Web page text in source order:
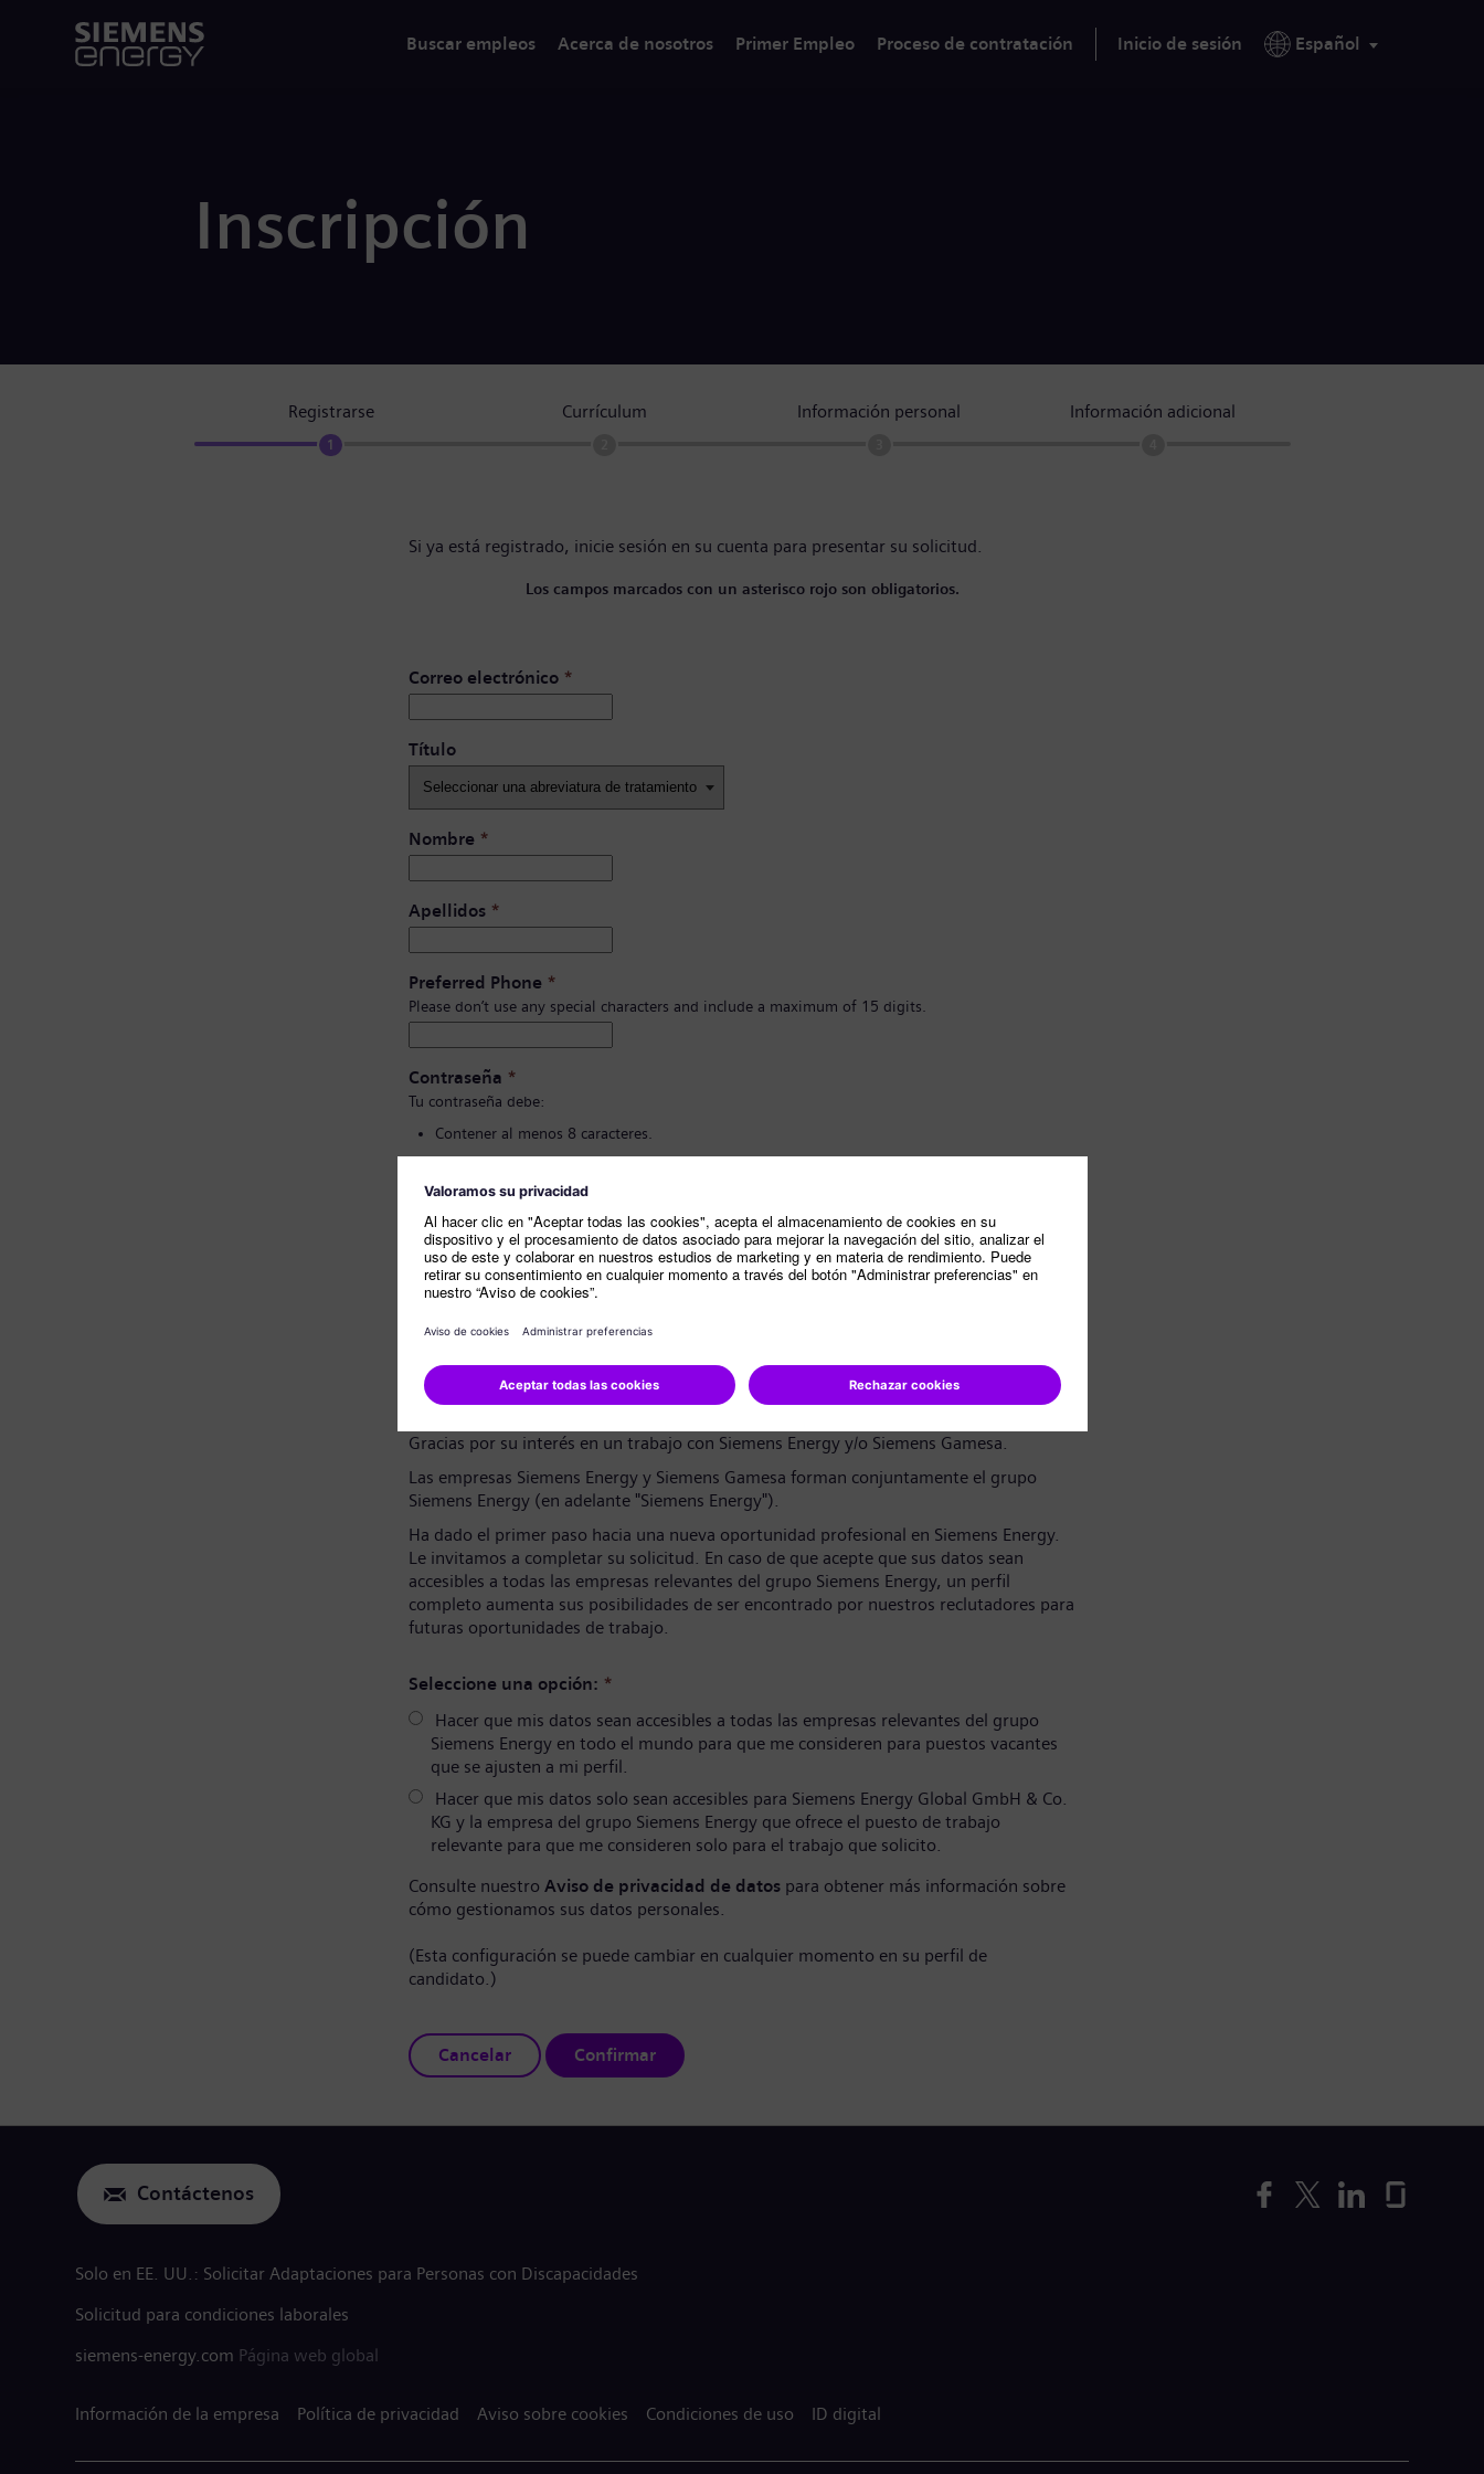
Buscar empleos Acerca de nosotros Primer Empleo Proceso de contratación Inicio de sesión Español
Inscripción
Registrarse
1
Currículum Información personal Información adicional
Si ya está registrado, inicie sesión en su cuenta para presentar su solicitud.
Los campos marcados con un asterisco rojo son obligatorios.
Correo electrónico *
Título ​
Nombre *
Apellidos *
Preferred Phone *
Please don’t use any special characters and include a maximum of 15 digits.
Contraseña *
Tu contraseña debe:
Contener al menos 8 caracteres.
No contener nada de tu información personal.
No contener palabras comunmente usadas.
Confirmación de contraseña
Nota sobre privacidad
Estimado candidato:
Gracias por su interés en un trabajo con Siemens Energy y/o Siemens Gamesa.
Las empresas Siemens Energy y Siemens Gamesa forman conjuntamente el grupo
Siemens Energy (en adelante "Siemens Energy").
Ha dado el primer paso hacia una nueva oportunidad profesional en Siemens Energy.
Le invitamos a completar su solicitud. En caso de que acepte que sus datos sean
accesibles a todas las empresas relevantes del grupo Siemens Energy, un perfil
completo aumenta sus posibilidades de ser encontrado por nuestros reclutadores para
futuras oportunidades de trabajo.
Seleccione una opción: *
Hacer que mis datos sean accesibles a todas las empresas relevantes del grupo
Siemens Energy en todo el mundo para que me consideren para puestos vacantes
que se ajusten a mi perfil.
Hacer que mis datos solo sean accesibles para Siemens Energy Global GmbH & Co.
KG y la empresa del grupo Siemens Energy que ofrece el puesto de trabajo
relevante para que me consideren solo para el trabajo que solicito.
Consulte nuestro Aviso de privacidad de datos para obtener más información sobre
cómo gestionamos sus datos personales.
(Esta configuración se puede cambiar en cualquier momento en su perfil de
candidato.)
Cancelar Confirmar
Contáctenos
Solo en EE. UU.: Solicitar Adaptaciones para Personas con Discapacidades
Solicitud para condiciones laborales
siemens-energy.com Página web global
Información de la empresa Política de privacidad Aviso sobre cookies Condiciones de uso ID digital